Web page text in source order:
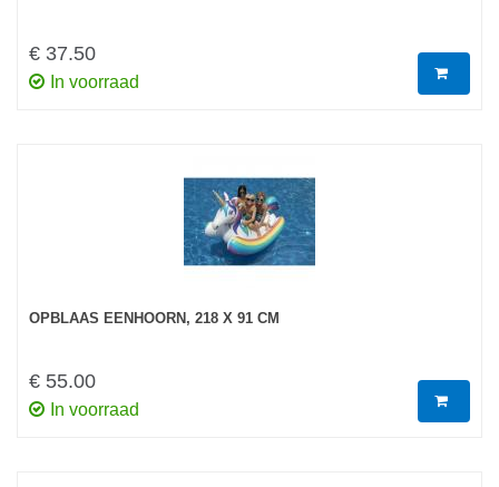
€ 37.50
In voorraad
OPBLAAS EENHOORN, 218 X 91 CM
€ 55.00
In voorraad